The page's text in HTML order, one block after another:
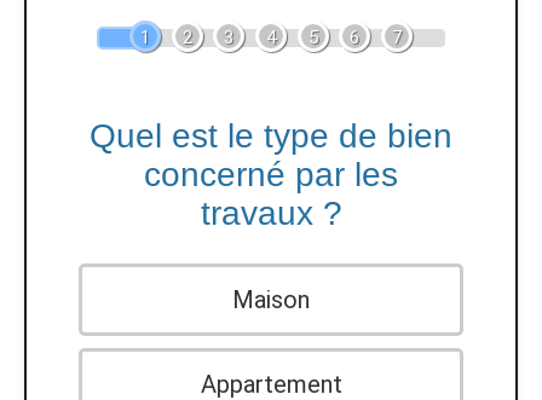
1 2 3 4 5 6 7
Quel est le type de bien
concerné par les
travaux ?
Maison
Appartement